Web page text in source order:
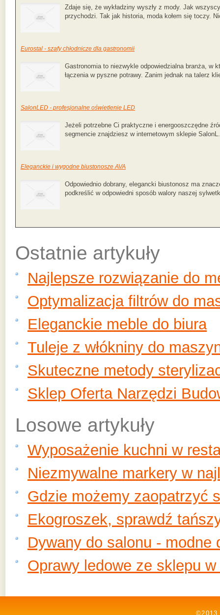
Zdaje się, że wykładziny wyszły z mody. Jak
przychodzi. Tak jak historia, moda kołem się toczy.
Eurostal - szafy chłodnicze dla gastronomii
Gastronomia to niezwykle odpowiedzialna branża, w
łączenia w pyszne potrawy. Zanim jednak na talerz
SalonLED - profesjonalne oświetlenie LED
Jeżeli potrzebne Ci praktyczne i energooszczędne
segmencie znajdziesz w internetowym sklepie
Eleganckie i wygodne biustonosze AVA
Odpowiednio dobrany, elegancki biustonosz ma
podkreślić w odpowiedni sposób walory naszej
Ostatnie artykuły
Najlepsze rozwiązanie do
Optymalizacja filtrów do
Eleganckie meble do biura
Tuleje z włókniny do
Skuteczne metody
Sklep Oferta Narzędzi
Losowe artykuły
Wyposażenie kuchni w
Niezmywalne markery w
Gdzie możemy zaopatrzyć
Ekogroszek, sprawdź
Dywany do salonu - modne
Oprawy ledowe ze sklepu
©2013